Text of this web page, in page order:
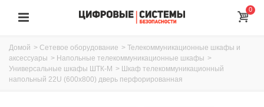
0
Домой > Сетевое оборудование > Телекоммуникационные шкафы и
аксессуары > Напольные телекоммуникационные шкафы >
Универсальные шкафы ШТК-М > Шкаф телекоммуникационный
напольный 22U (600x800) дверь перфорированная